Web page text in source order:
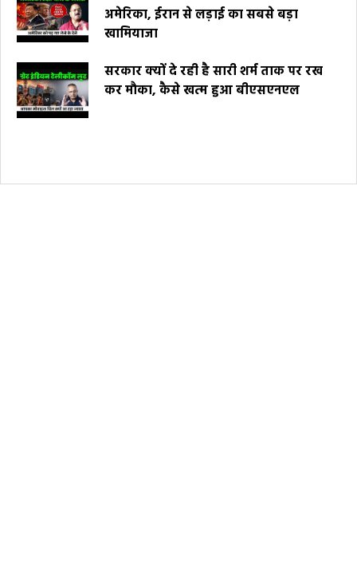
अमेरिका, ईरान से लड़ाई का सबसे बड़ा
खामियाजा
सरकार क्यों दे रही है सारी शर्म ताक पर रख
कर मौका, कैसे खत्म हुआ बीएसएनएल